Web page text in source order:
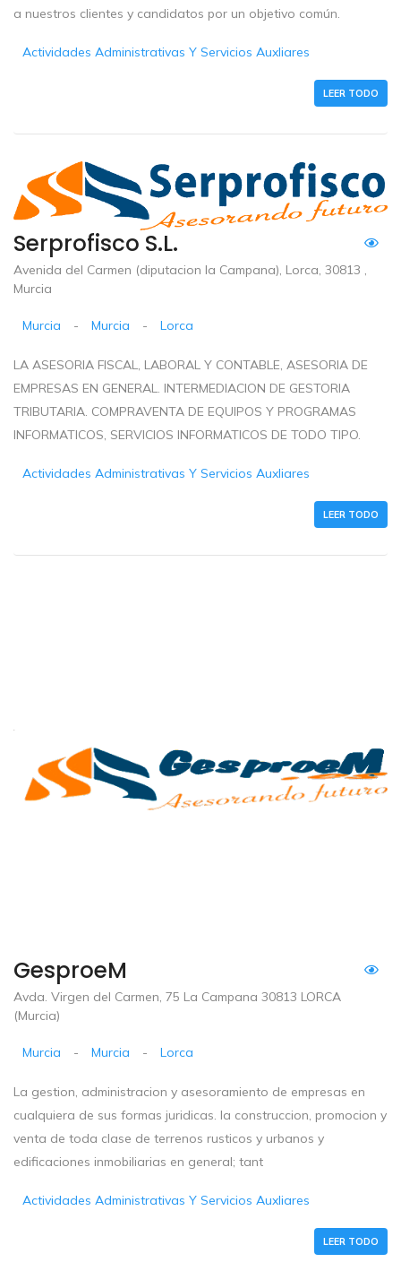
a nuestros clientes y candidatos por un objetivo común.
Actividades Administrativas Y Servicios Auxliares
LEER TODO
Serprofisco S.L.
Avenida del Carmen (diputacion la Campana), Lorca, 30813 ,
Murcia
Murcia - Murcia - Lorca
LA ASESORIA FISCAL, LABORAL Y CONTABLE, ASESORIA DE
EMPRESAS EN GENERAL. INTERMEDIACION DE GESTORIA
TRIBUTARIA. COMPRAVENTA DE EQUIPOS Y PROGRAMAS
INFORMATICOS, SERVICIOS INFORMATICOS DE TODO TIPO.
Actividades Administrativas Y Servicios Auxliares
LEER TODO
GesproeM
Avda. Virgen del Carmen, 75 La Campana 30813 LORCA
(Murcia)
Murcia - Murcia - Lorca
La gestion, administracion y asesoramiento de empresas en
cualquiera de sus formas juridicas. la construccion, promocion y
venta de toda clase de terrenos rusticos y urbanos y
edificaciones inmobiliarias en general; tant
Actividades Administrativas Y Servicios Auxliares
LEER TODO